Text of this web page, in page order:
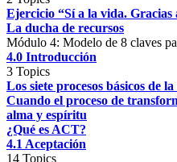
Ejercicio “Sí a la vida. Gracias
La ducha de recursos
Módulo 4: Modelo de 8 claves
4.0 Introducción
3 Topics
Los siete procesos básicos de
Cuando el proceso de
alma y espíritu
¿Qué es ACT?
4.1 Aceptación
14 Topics